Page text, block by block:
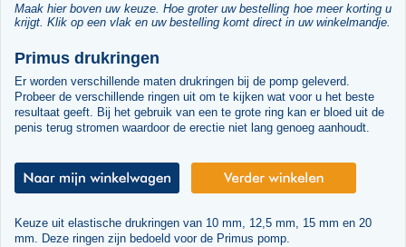
Maak hier boven uw keuze. Hoe groter uw bestelling hoe meer korting u
krijgt. Klik op een vlak en uw bestelling komt direct in uw winkelmandje.
Primus drukringen
Er worden verschillende maten drukringen bij de pomp geleverd.
Probeer de verschillende ringen uit om te kijken wat voor u het beste
resultaat geeft. Bij het gebruik van een te grote ring kan er bloed uit de
penis terug stromen waardoor de erectie niet lang genoeg aanhoudt.
Keuze uit elastische drukringen van 10 mm, 12,5 mm, 15 mm en 20
mm. Deze ringen zijn bedoeld voor de Primus pomp.